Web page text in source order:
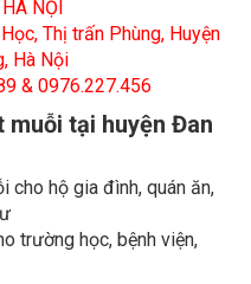
Hà Nội
& 0976.227.456
tại huyện Đan
hộ gia đình, quán ăn,
trường học, bệnh viện,
khu công nghiệp